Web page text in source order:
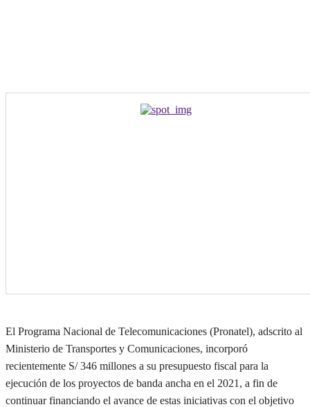
El Programa Nacional de Telecomunicaciones (Pronatel), adscrito al
Ministerio de Transportes y Comunicaciones, incorporó
recientemente S/ 346 millones a su presupuesto fiscal para la
ejecución de los proyectos de banda ancha en el 2021, a fin de
continuar financiando el avance de estas iniciativas con el objetivo